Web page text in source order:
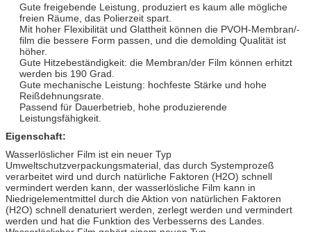
Gute freigebende Leistung, produziert es kaum alle mögliche
freien Räume, das Polierzeit spart.
Mit hoher Flexibilität und Glattheit können die PVOH-Membran/-
film die bessere Form passen, und die demolding Qualität ist
höher.
Gute Hitzebeständigkeit: die Membran/der Film können erhitzt
werden bis 190 Grad.
Gute mechanische Leistung: hochfeste Stärke und hohe
Reißdehnungsrate.
Passend für Dauerbetrieb, hohe produzierende
Leistungsfähigkeit.
Eigenschaft:
Wasserlöslicher Film ist ein neuer Typ
Umweltschutzverpackungsmaterial, das durch Systemprozeß
verarbeitet wird und durch natürliche Faktoren (H2O) schnell
vermindert werden kann, der wasserlösliche Film kann in
Niedrigelementmittel durch die Aktion von natürlichen Faktoren
(H2O) schnell denaturiert werden, zerlegt werden und vermindert
werden und hat die Funktion des Verbesserns des Landes.